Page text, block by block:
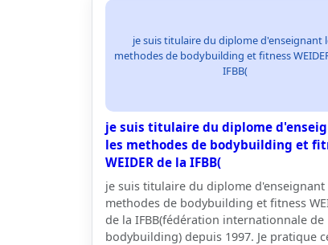
je suis titulaire du diplome d'enseignant
methodes de bodybuilding et fitness
IFBB(
je suis titulaire du diplome
les methodes de bodybuilding et
WEIDER de la IFBB(
je suis titulaire du diplome d'enseignant
methodes de bodybuilding et fitness
de la IFBB(fédération internationnale de
bodybuilding) depuis 1997. Je pratique